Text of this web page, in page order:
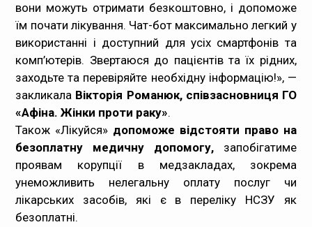
вони можуть отримати безкоштовно, і допоможе
їм почати лікування. Чат-бот максимально легкий у
використанні і доступний для усіх смартфонів та
комп’ютерів. Звертаюся до пацієнтів та їх рідних,
заходьте та перевіряйте необхідну інформацію!», —
закликала Вікторія Романюк, співзасновниця ГО
«Афіна. Жінки проти раку».
Також «Лікуйся» допоможе відстояти право на
безоплатну медичну допомогу, запобігатиме
проявам корупції в медзакладах, зокрема
унеможливить нелегальну оплату послуг чи
лікарських засобів, які є в переліку НСЗУ як
безоплатні.